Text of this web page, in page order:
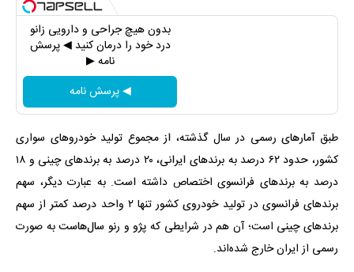
بدون هیچ جراحی و دارویی زانو
درد خود را درمان کنید ◀ پرسش
نامه ▶
◀ پرسش نامه
طبق آمارهای رسمی در سال گذشته، از مجموع تولید خودروهای سواری
کشور، حدود ۶۲ درصد به برندهای ایرانی، ۲۰ درصد به برندهای چینی و ۱۸
درصد به برندهای فرانسوی اختصاص داشته است. به عبارت دیگر، سهم
برندهای فرانسوی در تولید خودروی کشور تنها ۲ واحد درصد کمتر از سهم
برندهای چینی است؛ آن هم در شرایطی که پژو و رنو سال‌هاست به صورت
رسمی از ایران خارج شده‌اند.